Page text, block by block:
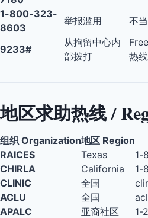
1-800-323-
8603
举报滥用 不
9233#
从拘留中心内
部拨打
热线
地区求助热线 /
组织 Organization地区 Region
RAICES
Texas
1-
CHIRLA
California
1-
CLINIC
全国
ACLU
全国
APALC
亚裔社区 1-